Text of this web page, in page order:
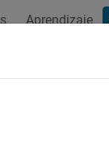
Aprendizaje